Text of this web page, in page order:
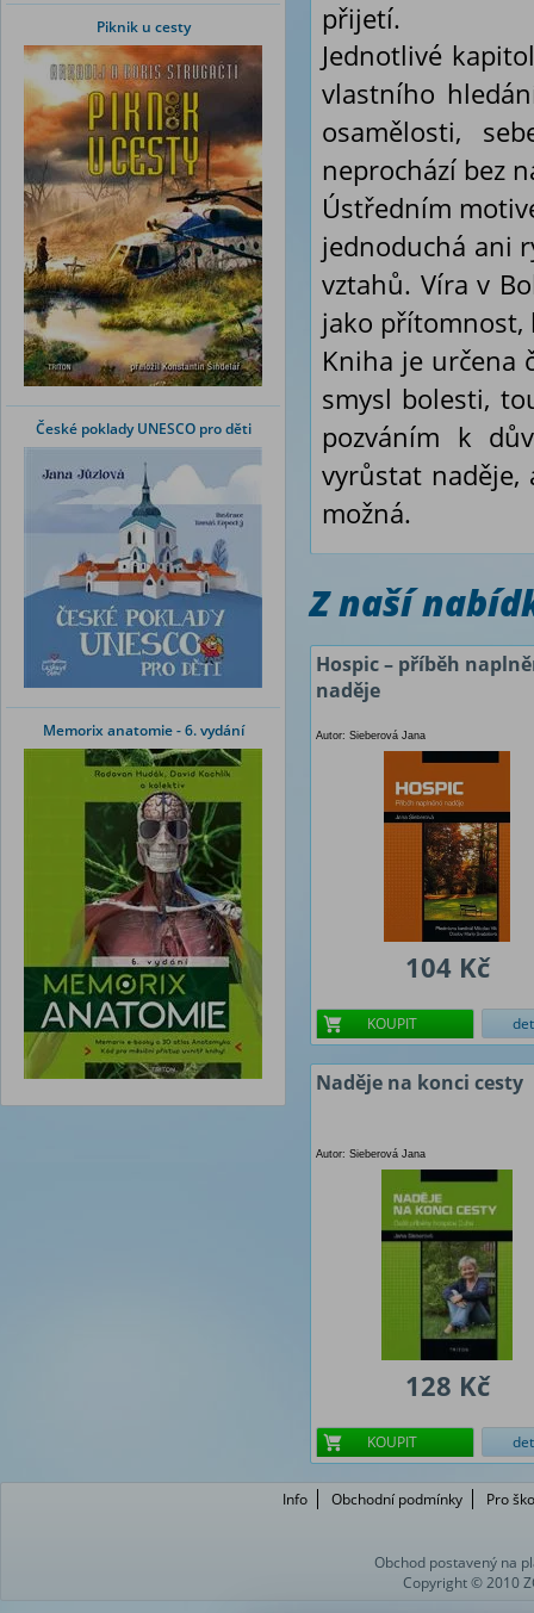
Piknik u cesty
České poklady UNESCO pro děti
Memorix anatomie - 6. vydání
přijetí.
Jednotlivé
vlastního
osamělosti,
neprochází bez
Ústředním
jednoduchá ani
vztahů. Víra v
jako přítomnost,
Kniha je určena
smysl bolesti,
pozváním k
vyrůstat
možná.
Z naší
Hospic – příběh
naděje
Autor: Sieberová Jana
104 Kč
KOUPIT
Naděje na konci cesty
Autor: Sieberová Jana
128 Kč
KOUPIT
Info Obchodní podmínky Pro
Obchod postavený na
Copyright © 2010